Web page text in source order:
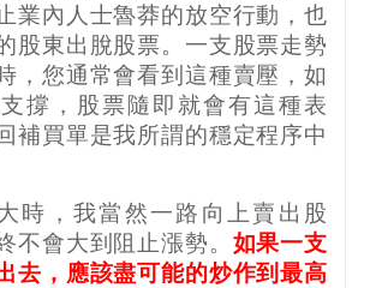
業內人士魯莽的放空行動，也
股東出脫股票。一支股票走勢
，您通常會看到這種賣壓，如
撐，股票隨即就會有這種表
補買單是我所謂的穩定程序中
時，我當然一路向上賣出股
不會大到阻止漲勢。 如果一支
去，應該盡可能的炒作到最高